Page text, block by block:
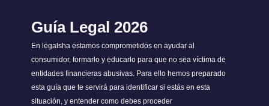
Guía Legal 2026
En legalsha estamos comprometidos en ayudar al
consumidor, formarlo y educarlo para que no sea víctima de
entidades financieras abusivas. Para ello hemos preparado
esta guía que te servirá para identificar si estás en esta
situación, y entender como debes proceder